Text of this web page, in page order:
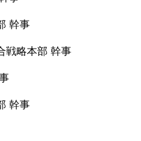
幹事
戦略本部 幹事
幹事